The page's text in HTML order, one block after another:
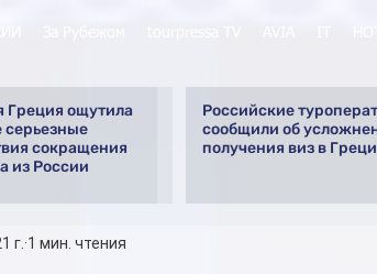
Греция ощутила
серьезные
сокращения
из России
Российские
сообщили об
получения виз в
г. 1 мин. чтения